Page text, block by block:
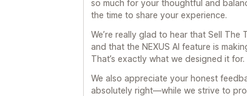
so much for your thoughtful and
the time to share your experience.
We’re really glad to hear that Sell The
and that the NEXUS AI feature is
That’s exactly what we designed it for.
We also appreciate your honest
absolutely right—while we strive to